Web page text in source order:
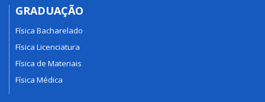
GRADUAÇÃO
Física Bacharelado
Física Licenciatura
Física de Materiais
Física Médica